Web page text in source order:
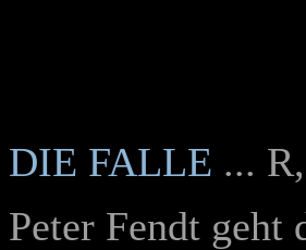
DIE FALLE ...
Peter Fendt